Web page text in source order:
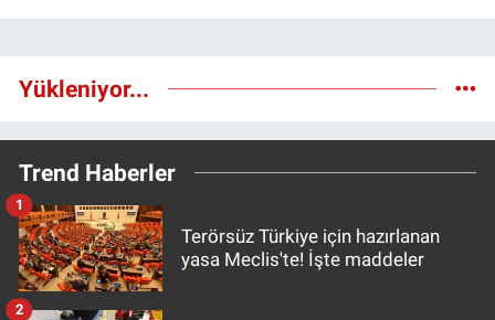
Yükleniyor...
Trend Haberler
Terörsüz Türkiye için hazırlanan
yasa Meclis'te! İşte maddeler
1
2